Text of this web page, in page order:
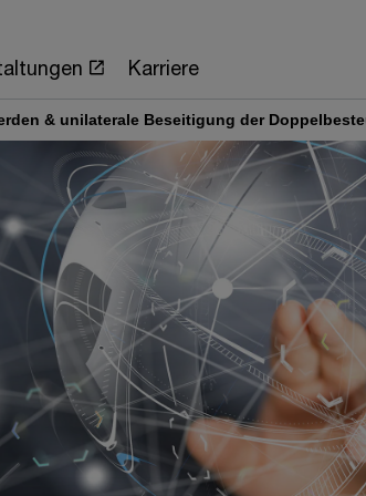
Karriere
& unilaterale Beseitigung der